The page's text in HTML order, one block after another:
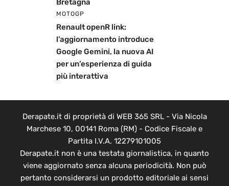
Bretagna
MOTOGP
Renault openR link:
l’aggiornamento introduce
Google Gemini, la nuova AI
per un’esperienza di guida
più interattiva
Derapate.it di proprietà di WEB 365 SRL - Via Nicola
Marchese 10, 00141 Roma (RM) - Codice Fiscale e
Partita I.V.A. 12279101005
Derapate.it non è una testata giornalistica, in quanto
viene aggiornato senza alcuna periodicità. Non può
pertanto considerarsi un prodotto editoriale ai sensi